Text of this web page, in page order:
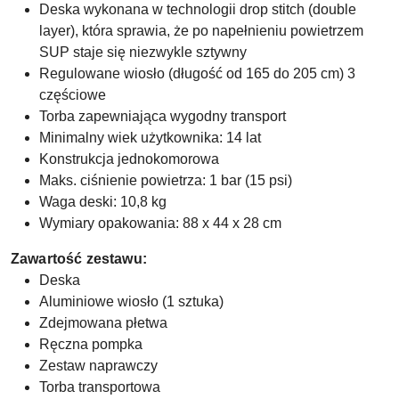
Deska wykonana w technologii drop stitch (double
layer), która sprawia, że po napełnieniu powietrzem
SUP staje się niezwykle sztywny
Regulowane wiosło (długość od 165 do 205 cm) 3
częściowe
Torba zapewniająca wygodny transport
Minimalny wiek użytkownika: 14 lat
Konstrukcja jednokomorowa
Maks. ciśnienie powietrza: 1 bar (15 psi)
Waga deski: 10,8 kg
Wymiary opakowania: 88 x 44 x 28 cm
Zawartość zestawu:
Deska
Aluminiowe wiosło (1 sztuka)
Zdejmowana płetwa
Ręczna pompka
Zestaw naprawczy
Torba transportowa